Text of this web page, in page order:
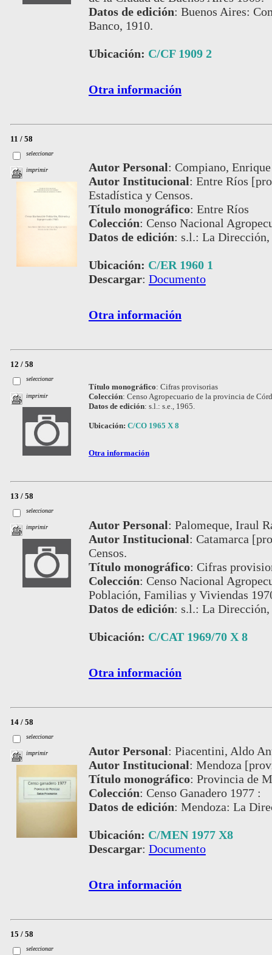
Datos de edición: Buenos Aires:
Banco, 1910.
Ubicación: C/CF 1909 2
Otra información
11 / 58
seleccionar
imprimir Autor Personal: Compiano,
Autor Institucional: Entre Ríos
Estadística y Censos.
Título monográfico: Entre Ríos
Colección: Censo Nacional
Datos de edición: s.l.: La Dirección,
Ubicación: C/ER 1960 1
Descargar: Documento
Otra información
12 / 58
seleccionar
imprimir
Título monográfico: Cifras provisorias
Colección: Censo Agropecuario de la provincia de
Datos de edición: s.l.: s.e., 1965.
Ubicación: C/CO 1965 X 8
Otra información
13 / 58
seleccionar
imprimir Autor Personal: Palomeque, Iraul
Autor Institucional: Catamarca
Censos.
Título monográfico: Cifras
Colección: Censo Nacional
Población, Familias y Viviendas
Datos de edición: s.l.: La Dirección,
Ubicación: C/CAT 1969/70 X 8
Otra información
14 / 58
seleccionar
imprimir Autor Personal: Piacentini, Aldo
Autor Institucional: Mendoza
Título monográfico: Provincia de
Colección: Censo Ganadero 1977 :
Datos de edición: Mendoza: La
Ubicación: C/MEN 1977 X8
Descargar: Documento
Otra información
15 / 58
seleccionar